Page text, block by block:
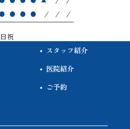
/ / /
祝
スタッフ紹介
医院紹介
ご予約